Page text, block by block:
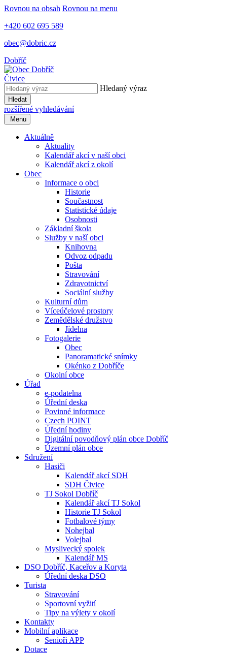
Rovnou na obsah Rovnou na menu
+420 602 695 589
obec@dobric.cz
Dobříč
Čivice
Hledaný výraz
Hledat
rozšířené vyhledávání
Menu
Aktuálně
Aktuality
Kalendář akcí v naší obci
Kalendář akcí z okolí
Obec
Informace o obci
Historie
Součastnost
Statistické údaje
Osobnosti
Základní škola
Služby v naší obci
Knihovna
Odvoz odpadu
Pošta
Stravování
Zdravotnictví
Sociální služby
Kulturní dům
Víceúčelové prostory
Zemědělské družstvo
Jídelna
Fotogalerie
Obec
Panoramatické snímky
Okénko z Dobříče
Okolní obce
Úřad
e-podatelna
Úřední deska
Povinné informace
Czech POINT
Úřední hodiny
Digitální povodňový plán obce Dobříč
Územní plán obce
Sdružení
Hasiči
Kalendář akcí SDH
SDH Čivice
TJ Sokol Dobříč
Kalendář akcí TJ Sokol
Historie TJ Sokol
Fotbalové týmy
Nohejbal
Volejbal
Myslivecký spolek
Kalendář MS
DSO Dobříč, Kaceřov a Koryta
Úřední deska DSO
Turista
Stravování
Sportovní vyžití
Tipy na výlety v okolí
Kontakty
Mobilní aplikace
Senioři APP
Dotace